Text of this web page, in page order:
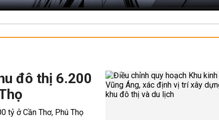
đô thị 6.200